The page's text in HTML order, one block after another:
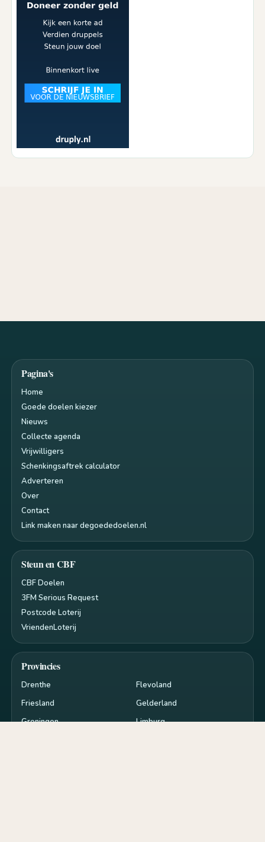
Pagina's
Home
Goede doelen kiezer
Nieuws
Collecte agenda
Vrijwilligers
Schenkingsaftrek calculator
Adverteren
Over
Contact
Link maken naar degoededoelen.nl
Steun en CBF
CBF Doelen
3FM Serious Request
Postcode Loterij
VriendenLoterij
Provincies
Drenthe
Flevoland
Friesland
Gelderland
Groningen
Limburg